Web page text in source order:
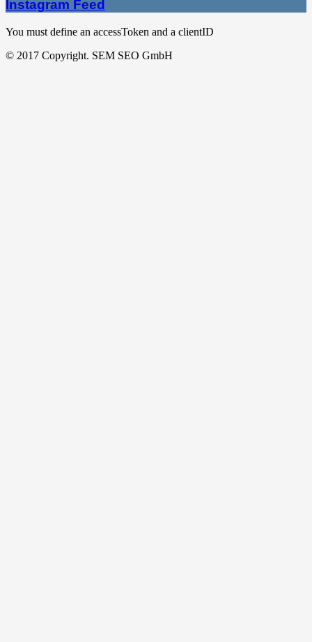
Instagram Feed
You must define an accessToken and a clientID
© 2017 Copyright. SEM SEO GmbH